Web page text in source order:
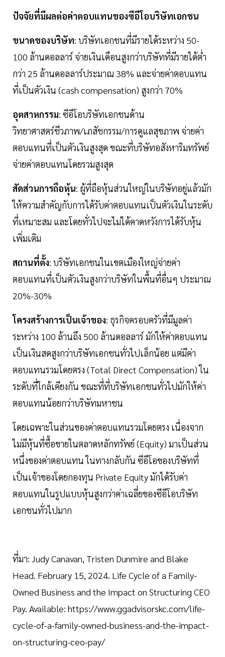
ปัจจัยที่มีผลต่อค่าตอบแทนของซีอีโอบริษัทเอกชน
ขนาดของบริษัท: บริษัทเอกชนที่มีรายได้ระหว่าง 50-
100 ล้านดอลลาร์ จ่ายเงินเดือนสูงกว่าบริษัทที่มีรายได้ต่ำ
กว่า 25 ล้านดอลลาร์ประมาณ 38% และจ่ายค่าตอบแทน
ที่เป็นตัวเงิน (cash compensation) สูงกว่า 70%
อุตสาหกรรม: ซีอีโอบริษัทเอกชนด้าน
วิทยาศาสตร์ชีวภาพ/เภสัชกรรม/การดูแลสุขภาพ จ่ายค่า
ตอบแทนที่เป็นตัวเงินสูงสุด ขณะที่บริษัทอสังหาริมทรัพย์
จ่ายค่าตอบแทนโดยรวมสูงสุด
สัดส่วนการถือหุ้น: ผู้ที่ถือหุ้นส่วนใหญ่ในบริษัทอยู่แล้วมัก
ให้ความสำคัญกับการได้รับค่าตอบแทนเป็นตัวเงินในระดับ
ที่เหมาะสม และโดยทั่วไปจะไม่ได้คาดหวังการได้รับหุ้น
เพิ่มเติม
สถานที่ตั้ง: บริษัทเอกชนในเขตเมืองใหญ่จ่ายค่า
ตอบแทนที่เป็นตัวเงินสูงกว่าบริษัทในพื้นที่อื่นๆ ประมาณ
20%-30%
โครงสร้างการเป็นเจ้าของ: ธุรกิจครอบครัวที่มีมูลค่า
ระหว่าง 100 ล้านถึง 500 ล้านดอลลาร์ มักให้ค่าตอบแทน
เป็นเงินสดสูงกว่าบริษัทเอกชนทั่วไปเล็กน้อย แต่มีค่า
ตอบแทนรวมโดยตรง (Total Direct Compensation) ใน
ระดับที่ใกล้เคียงกัน ขณะที่ที่บริษัทเอกชนทั่วไปมักให้ค่า
ตอบแทนน้อยกว่าบริษัทมหาชน
โดยเฉพาะในส่วนของค่าตอบแทนรวมโดยตรง เนื่องจาก
ไม่มีหุ้นที่ซื้อขายในตลาดหลักทรัพย์ (Equity) มาเป็นส่วน
หนึ่งของค่าตอบแทน ในทางกลับกัน ซีอีโอของบริษัทที่
เป็นเจ้าของโดยกองทุน Private Equity มักได้รับค่า
ตอบแทนในรูปแบบหุ้นสูงกว่าค่าเฉลี่ยของซีอีโอบริษัท
เอกชนทั่วไปมาก
ที่มา: Judy Canavan, Tristen Dunmire and Blake
Head. February 15, 2024. Life Cycle of a Family-
Owned Business and the Impact on Structuring CEO
Pay. Available: https://www.ggadvisorskc.com/life-
cycle-of-a-family-owned-business-and-the-impact-
on-structuring-ceo-pay/